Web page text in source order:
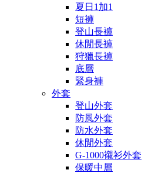
夏日1加1
短褲
登山長褲
休閒長褲
狩獵長褲
底層
緊身褲
外套
登山外套
防風外套
防水外套
休閒外套
G-1000襯衫外套
保暖中層